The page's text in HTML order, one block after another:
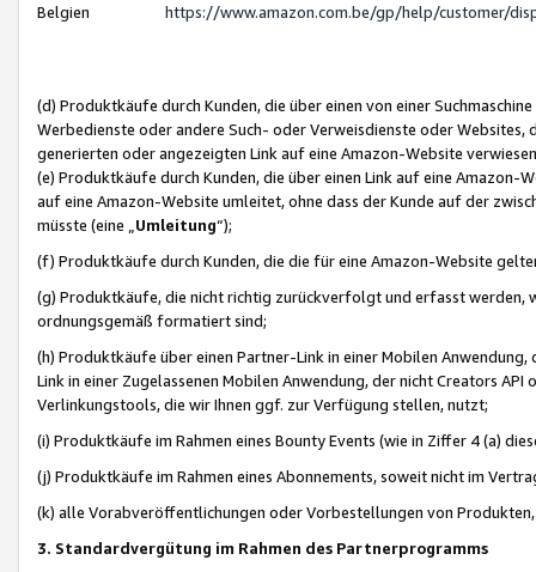
Belgien
https://www.amazon.com.be/gp/help/customer/
(d) Produktkäufe durch Kunden, die über einen von einer
Werbedienste oder andere Such- oder Verweisdienste oder Websites,
generierten oder angezeigten Link auf eine Amazon-Website
(e) Produktkäufe durch Kunden, die über einen Link auf eine
auf eine Amazon-Website umleitet, ohne dass der Kunde auf der
müsste (eine „ Umleitung“);
(f) Produktkäufe durch Kunden, die die für eine Amazon-Website
(g) Produktkäufe, die nicht richtig zurückverfolgt und erfasst werden,
ordnungsgemäß formatiert sind;
(h) Produktkäufe über einen Partner-Link in einer Mobilen
Link in einer Zugelassenen Mobilen Anwendung, der nicht Creators
Verlinkungstools, die wir Ihnen ggf. zur Verfügung stellen, nutzt;
(i) Produktkäufe im Rahmen eines Bounty Events (wie in Ziffer 4 (a)
(j) Produktkäufe im Rahmen eines Abonnements, soweit nicht im
(k) alle Vorabveröffentlichungen oder Vorbestellungen von
3. Standardvergütung im Rahmen des Partnerprogramms